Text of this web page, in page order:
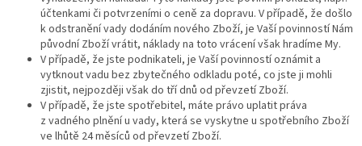
účtenkami či potvrzeními o ceně za dopravu. V případě, že došlo
k odstranění vady dodáním nového Zboží, je Vaší povinností Nám
původní Zboží vrátit, náklady na toto vrácení však hradíme My.
V případě, že jste podnikateli, je Vaší povinností oznámit a
vytknout vadu bez zbytečného odkladu poté, co jste ji mohli
zjistit, nejpozději však do tří dnů od převzetí Zboží.
V případě, že jste spotřebitel, máte právo uplatit práva
z vadného plnění u vady, která se vyskytne u spotřebního Zboží
ve lhůtě 24 měsíců od převzetí Zboží.